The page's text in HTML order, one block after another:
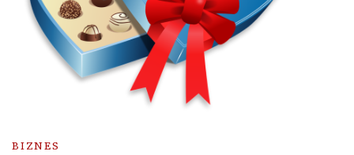
BIZNES